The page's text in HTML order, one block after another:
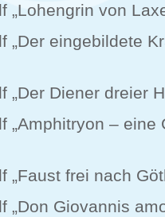
„Lohengrin von
eingebildete
Diener dreier
„Amphitryon – eine
„Faust frei nach
Giovannis